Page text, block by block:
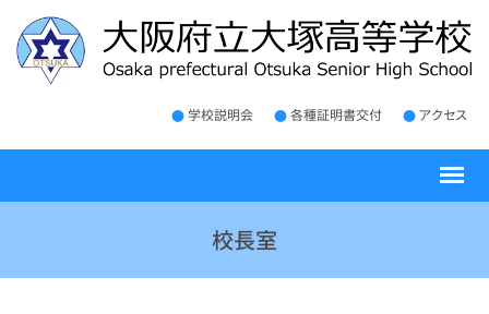
学校説明会 各種証明書交付 アクセス
校長室